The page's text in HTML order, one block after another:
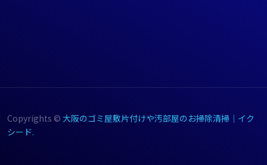
Copyrights © 大阪のゴミ屋敷片付けや汚部屋のお掃除清掃｜イク
シード.